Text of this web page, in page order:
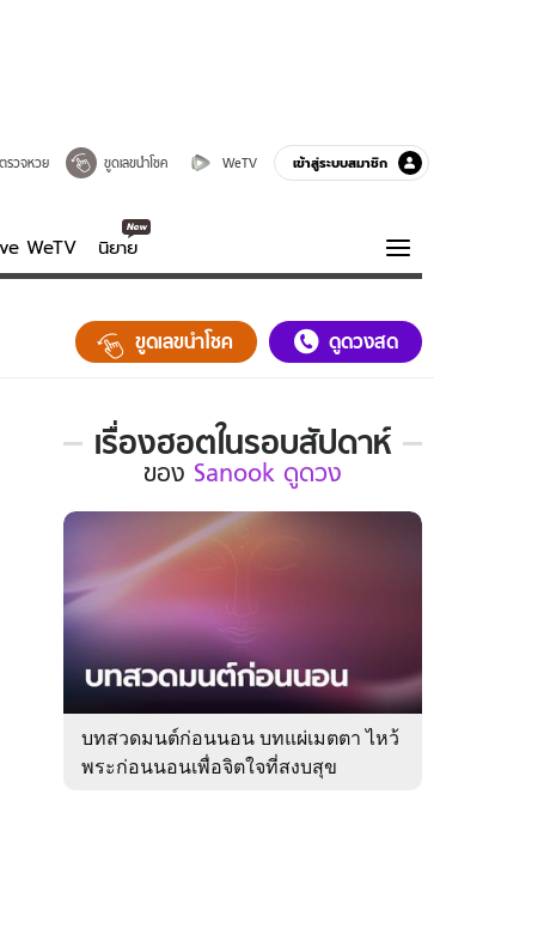
ตรวจหวย ขูดเลขนำโชค WeTV เข้าสู่ระบบสมาชิก
WeTV นิยาย
ความรู้รอบตัว
ฮาวทู
ขูดเลขนำโชค ดูดวงสด
เรื่องฮอตในรอบสัปดาห์
เรื่อง
ใน
รอบ
ของ
Sanook
ดูด
ของ Sanook ดูดวง
บทสวดมนต์ก่อนนอน บทแผ่เมตตา ไหว้
พระก่อนนอนเพื่อจิตใจที่สงบสุข